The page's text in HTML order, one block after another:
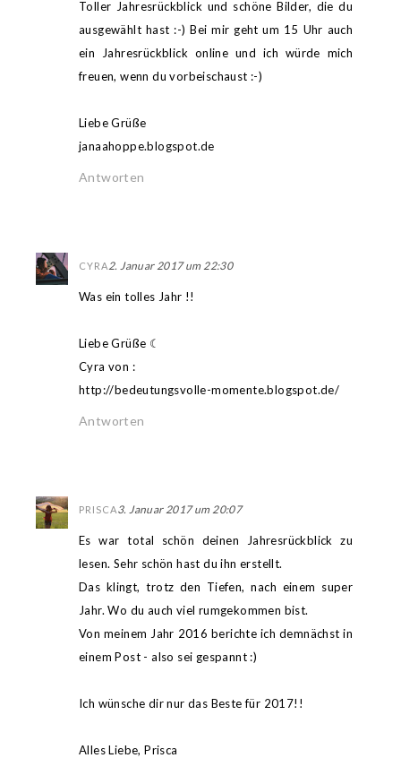
Toller Jahresrückblick und schöne Bilder, die du
ausgewählt hast :-) Bei mir geht um 15 Uhr auch
ein Jahresrückblick online und ich würde mich
freuen, wenn du vorbeischaust :-)
Liebe Grüße
janaahoppe.blogspot.de
Antworten
CYRA2. Januar 2017 um 22:30
Was ein tolles Jahr !!
Liebe Grüße ☾
Cyra von :
http://bedeutungsvolle-momente.blogspot.de/
Antworten
PRISCA3. Januar 2017 um 20:07
Es war total schön deinen Jahresrückblick zu
lesen. Sehr schön hast du ihn erstellt.
Das klingt, trotz den Tiefen, nach einem super
Jahr. Wo du auch viel rumgekommen bist.
Von meinem Jahr 2016 berichte ich demnächst in
einem Post - also sei gespannt :)
Ich wünsche dir nur das Beste für 2017!!
Alles Liebe, Prisca